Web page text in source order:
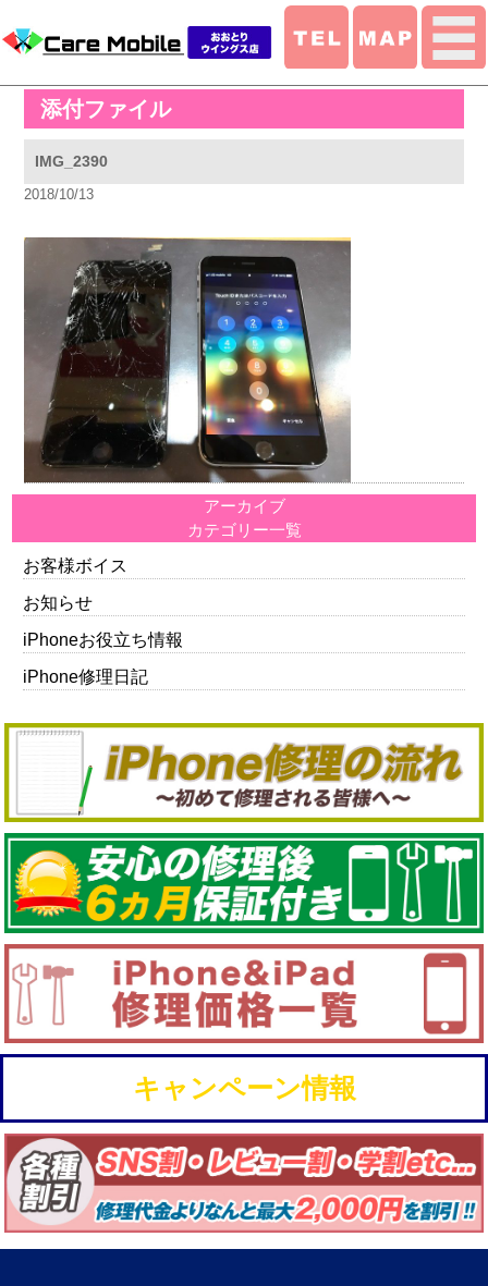
添付ファイル
IMG_2390
2018/10/13
アーカイブ
カテゴリー一覧
お客様ボイス
お知らせ
iPhoneお役立ち情報
iPhone修理日記
キャンペーン情報